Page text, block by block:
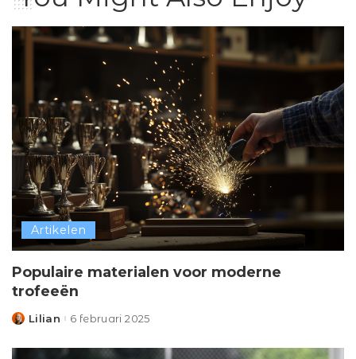
Artikelen
Populaire materialen voor moderne
trofeeën
Posted
Lilian 6 februari 2025